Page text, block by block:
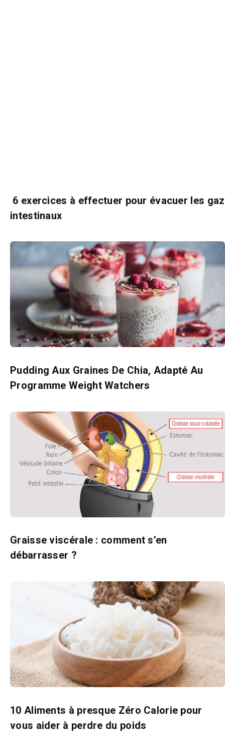
6 exercices à effectuer pour évacuer les gaz
intestinaux
Pudding Aux Graines De Chia, Adapté Au
Programme Weight Watchers
Graisse viscérale : comment s’en
débarrasser ?
10 Aliments à presque Zéro Calorie pour
vous aider à perdre du poids